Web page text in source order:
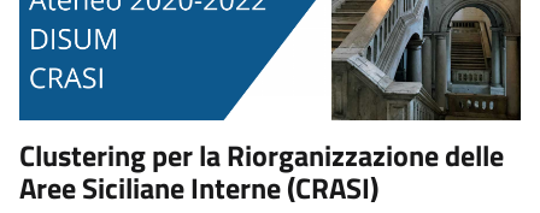
Clustering per la Riorganizzazione delle
Aree Siciliane Interne (CRASI)